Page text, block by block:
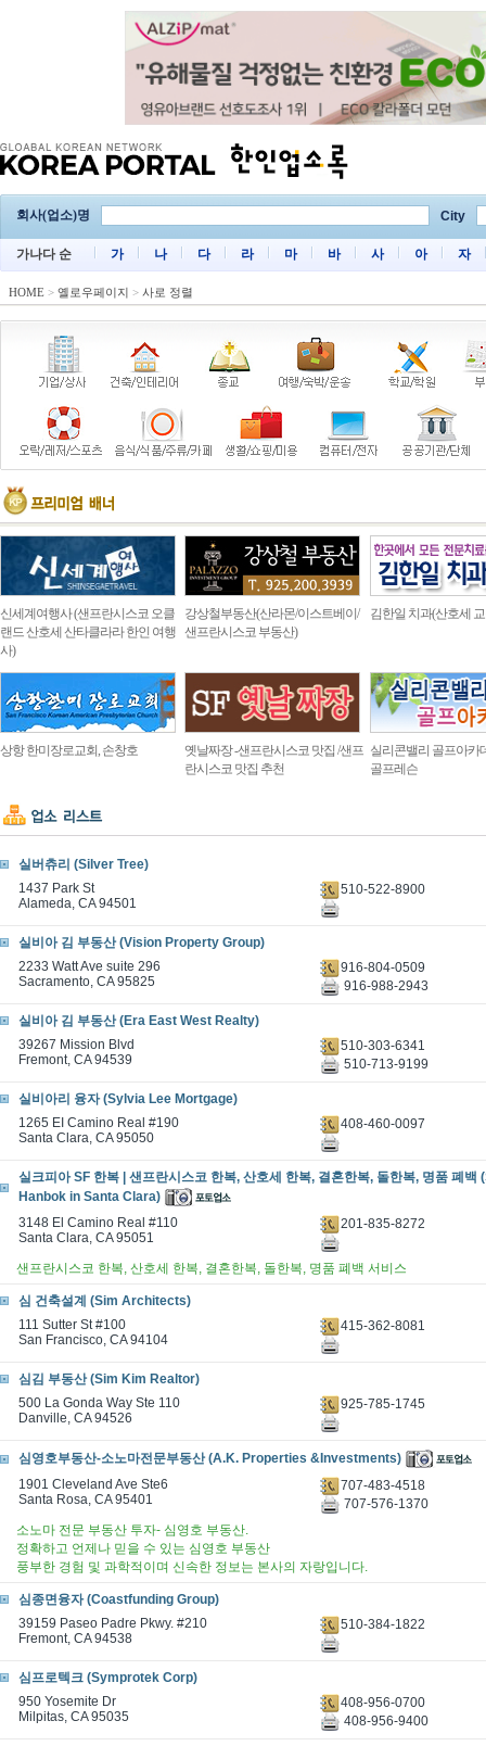
회사(업소)명 City
가나다 순 가 나 다 라 마 바 사 아 자
HOME > 옐로우페이지 > 사로 정렬
신세계여행사 (샌프란시스코 오클
랜드 산호세 산타클라라 한인 여행
사)
강상철부동산(산라몬/이스트베이/
샌프란시스코 부동산)
김한일 치과(산호세
상항 한미장로교회, 손창호
옛날짜장 -샌프란시스코 맛집 /샌프
란시스코 맛집 추천
실리콘밸리 골프아카
골프레슨
실버츄리 (Silver Tree)
1437 Park St
Alameda, CA 94501
510-522-8900
실비아 김 부동산 (Vision Property Group)
2233 Watt Ave suite 296
Sacramento, CA 95825
916-804-0509
916-988-2943
실비아 김 부동산 (Era East West Realty)
39267 Mission Blvd
Fremont, CA 94539
510-303-6341
510-713-9199
실비아리 융자 (Sylvia Lee Mortgage)
1265 EI Camino Real #190
Santa Clara, CA 95050
408-460-0097
실크피아 SF 한복 | 샌프란시스코 한복, 산호세 한복, 결혼한복, 돌한복, 명품 폐
Hanbok in Santa Clara)
3148 El Camino Real #110
Santa Clara, CA 95051
201-835-8272
샌프란시스코 한복, 산호세 한복, 결혼한복, 돌한복, 명품 폐백 서비스
심 건축설계 (Sim Architects)
111 Sutter St #100
San Francisco, CA 94104
415-362-8081
심김 부동산 (Sim Kim Realtor)
500 La Gonda Way Ste 110
Danville, CA 94526
925-785-1745
심영호부동산-소노마전문부동산 (A.K. Properties &Investments)
1901 Cleveland Ave Ste6
Santa Rosa, CA 95401
707-483-4518
707-576-1370
소노마 전문 부동산 투자- 심영호 부동산.
정확하고 언제나 믿을 수 있는 심영호 부동산
풍부한 경험 및 과학적이며 신속한 정보는 본사의 자랑입니다.
심종면융자 (Coastfunding Group)
39159 Paseo Padre Pkwy. #210
Fremont, CA 94538
510-384-1822
심프로텍크 (Symprotek Corp)
950 Yosemite Dr
Milpitas, CA 95035
408-956-0700
408-956-9400